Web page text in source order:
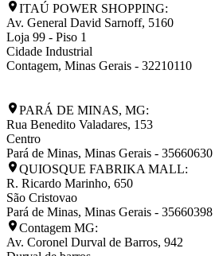
ITAÚ POWER SHOPPING:
Av. General David Sarnoff, 5160
Loja 99 - Piso 1
Cidade Industrial
Contagem, Minas Gerais - 32210110
PARÁ DE MINAS, MG:
Rua Benedito Valadares, 153
Centro
Pará de Minas, Minas Gerais - 35660630
QUIOSQUE FABRIKA MALL:
R. Ricardo Marinho, 650
São Cristovao
Pará de Minas, Minas Gerais - 35660398
Contagem MG:
Av. Coronel Durval de Barros, 942